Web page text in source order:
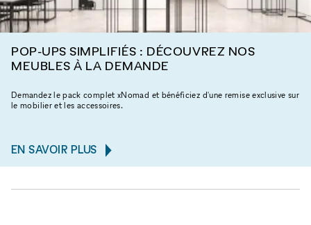
POP-UPS SIMPLIFIÉS : DÉCOUVREZ NOS
MEUBLES À LA DEMANDE
Demandez le pack complet xNomad et bénéficiez d'une remise exclusive sur
le mobilier et les accessoires.
EN SAVOIR PLUS